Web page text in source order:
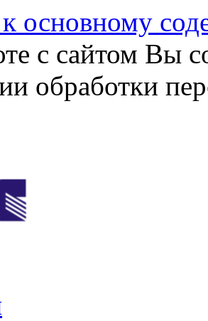
основному
с сайтом Вы
обработки